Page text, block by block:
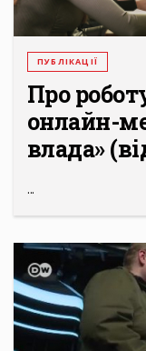
ПУБЛІКАЦІЇ
Про
онлайн-
влада»
...